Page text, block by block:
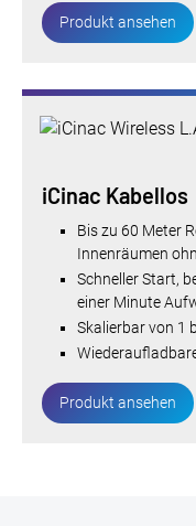
Produkt ansehen
iCinac Kabellos
Bis zu 60 Meter
Innenräumen
Schneller Start,
einer Minute
Skalierbar von 1
Produkt ansehen